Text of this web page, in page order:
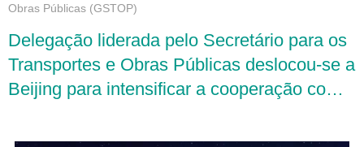
Obras Públicas (GSTOP)
Delegação liderada pelo Secretário para os
Transportes e Obras Públicas deslocou-se a
Beijing para intensificar a cooperação com